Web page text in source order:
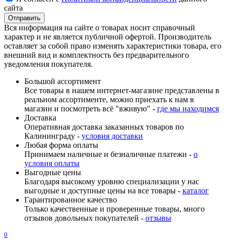
сайта
Вся информация на сайте о товарах носит справочный
характер и не является публичной офертой. Производитель
оставляет за собой право изменять характеристики товара, его
внешний вид и комплектность без предварительного
уведомления покупателя.
Большой ассортимент
Все товары в нашем интернет-магазине представлены в
реальном ассортименте, можно приехать к нам в
магазин и посмотреть всё "вживую" - где мы находимся
Доставка
Оперативная доставка заказанных товаров по
Калининграду - условия доставки
Любая форма оплаты
Принимаем наличные и безналичные платежи - о
условия оплаты
Выгодные цены
Благодаря высокому уровню специализации у нас
выгодные и доступные цены на все товары - каталог
Гарантированное качество
Только качественные и проверенные товары, много
отзывов довольных покупателей - отзывы
0